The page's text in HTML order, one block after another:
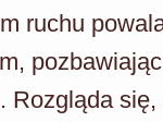
ruchu
Rozgląda